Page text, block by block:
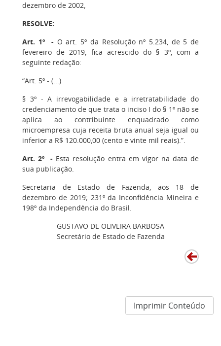
dezembro de 2002,
RESOLVE:
Art. 1º - O art. 5º da Resolução nº 5.234, de 5 de
fevereiro de 2019, fica acrescido do § 3º, com a
seguinte redação:
“Art. 5º - (...)
§ 3º - A irrevogabilidade e a irretratabilidade do
credenciamento de que trata o inciso I do § 1º não se
aplica ao contribuinte enquadrado como
microempresa cuja receita bruta anual seja igual ou
inferior a R$ 120.000,00 (cento e vinte mil reais).”.
Art. 2º - Esta resolução entra em vigor na data de
sua publicação.
Secretaria de Estado de Fazenda, aos 18 de
dezembro de 2019; 231º da Inconfidência Mineira e
198º da Independência do Brasil.
GUSTAVO DE OLIVEIRA BARBOSA
Secretário de Estado de Fazenda
Imprimir Conteúdo